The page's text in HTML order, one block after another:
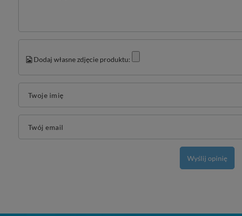
Dodaj własne zdjęcie produktu:
Twoje imię
Twój email
Wyślij opinię